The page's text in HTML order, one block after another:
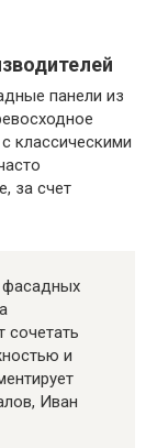
панели из
классическими
за счет
фасадных
сочетать
и
Иван